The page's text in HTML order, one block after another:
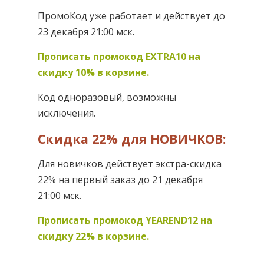
ПромоКод уже работает и действует до
23 декабря 21:00 мск.
Прописать промокод EXTRA10 на
скидку 10% в корзине.
Код одноразовый, возможны
исключения.
Скидка 22% для НОВИЧКОВ:
Для новичков действует экстра-скидка
22% на первый заказ до 21 декабря
21:00 мск.
Прописать промокод YEAREND12 на
скидку 22% в корзине.